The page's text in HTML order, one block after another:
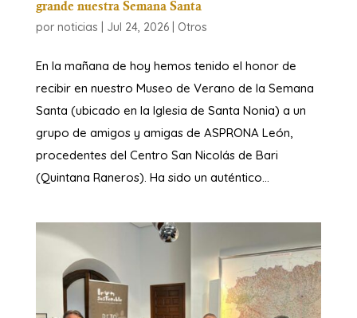
grande nuestra Semana Santa
por noticias Jul 24, 2026| Otros
En la mañana de hoy hemos tenido el honor de
recibir en nuestro Museo de Verano de la Semana
Santa (ubicado en la Iglesia de Santa Nonia) a un
grupo de amigos y amigas de ASPRONA León,
procedentes del Centro San Nicolás de Bari
(Quintana Raneros). Ha sido un auténtico...